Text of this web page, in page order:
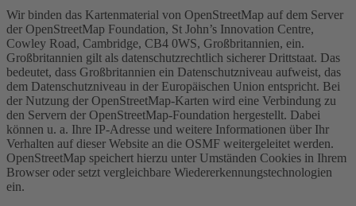
Wir binden das Kartenmaterial von OpenStreetMap auf dem Server
der OpenStreetMap Foundation, St John’s Innovation Centre,
Cowley Road, Cambridge, CB4 0WS, Großbritannien, ein.
Großbritannien gilt als datenschutzrechtlich sicherer Drittstaat. Das
bedeutet, dass Großbritannien ein Datenschutzniveau aufweist, das
dem Datenschutzniveau in der Europäischen Union entspricht. Bei
der Nutzung der OpenStreetMap-Karten wird eine Verbindung zu
den Servern der OpenStreetMap-Foundation hergestellt. Dabei
können u. a. Ihre IP-Adresse und weitere Informationen über Ihr
Verhalten auf dieser Website an die OSMF weitergeleitet werden.
OpenStreetMap speichert hierzu unter Umständen Cookies in Ihrem
Browser oder setzt vergleichbare Wiedererkennungstechnologien
ein.